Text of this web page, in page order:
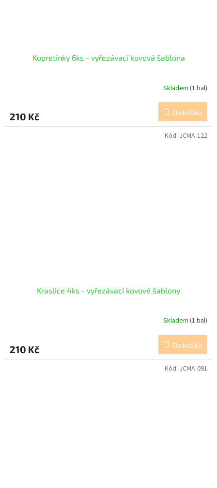
Kopretinky 6ks - vyřezávací kovová šablona
Skladem (1 bal)
210 Kč Do košíku
Kraslice 4ks - vyřezávací kovové šablony
Skladem (1 bal)
210 Kč Do košíku
Kód: JCMA-122
Kód: JCMA-091